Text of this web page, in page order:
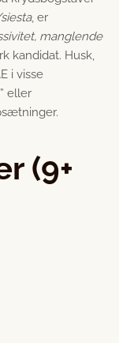
, er
manglende
kandidat. Husk,
i visse
eller
(9+